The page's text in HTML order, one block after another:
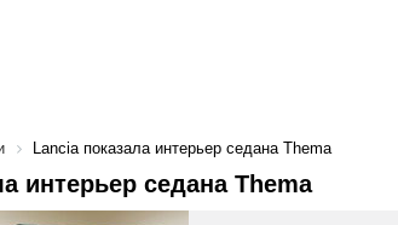
Lancia показала интерьер седана Thema
интерьер седана Thema